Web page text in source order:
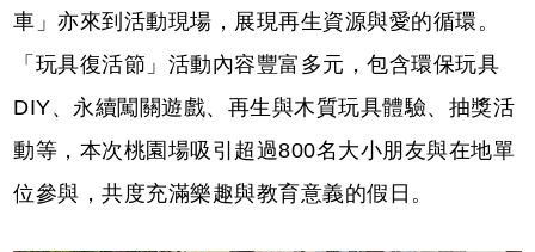
車」亦來到活動現場，展現再生資源與愛的循環。
「玩具復活節」活動內容豐富多元，包含環保玩具
DIY、永續闖關遊戲、再生與木質玩具體驗、抽獎活
動等，本次桃園場吸引超過800名大小朋友與在地單
位參與，共度充滿樂趣與教育意義的假日。